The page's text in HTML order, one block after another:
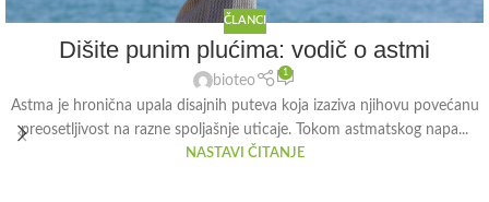
ČLANCI
Dišite punim plućima: vodič o astmi
bioteo
1
Astma je hronična upala disajnih puteva koja izaziva njihovu povećanu
preosetljivost na razne spoljašnje uticaje. Tokom astmatskog napa...
NASTAVI ČITANJE